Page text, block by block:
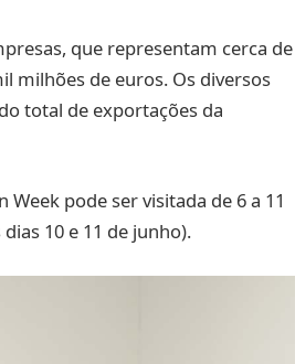
que representam cerca de
milhões de euros. Os diversos
total de exportações da
pode ser visitada de 6 a 11
10 e 11 de junho).